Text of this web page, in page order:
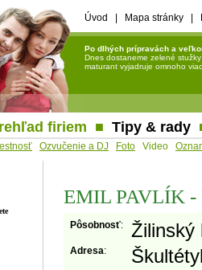
Úvod Mapa stránky
Po dlhých prípravách a
Dnes dostaneme zelené
maturant vyjadruje omnoho
firiem ■ Tipy & rady
Ozvučenie a DJ Foto Video
EMIL PAVLÍK
Pôsobnosť: Žilinský
Adresa: